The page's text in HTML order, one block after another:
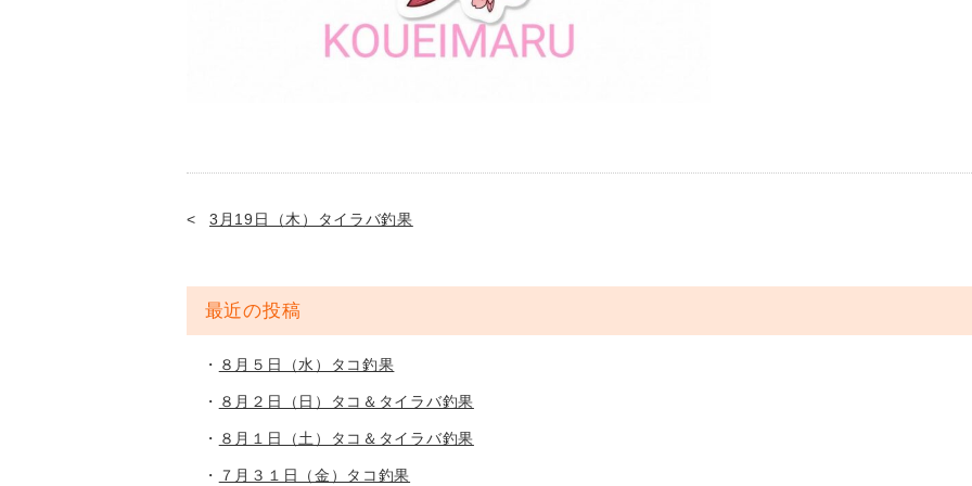
3月19日（木）タイラバ釣果
最近の投稿
８月５日（水）タコ釣果
８月２日（日）タコ＆タイラバ釣果
８月１日（土）タコ＆タイラバ釣果
７月３１日（金）タコ釣果